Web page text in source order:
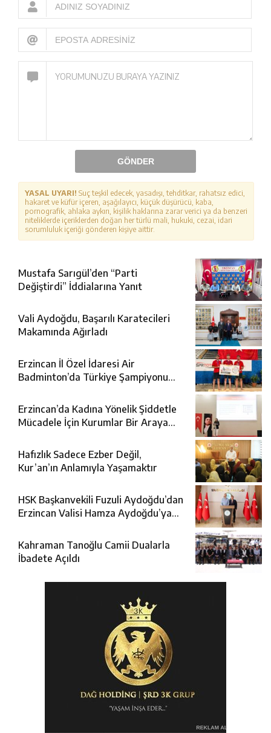
GÖNDER
YASAL UYARI! Suç teşkil edecek, yasadışı, tehditkar, rahatsız edici,
hakaret ve küfür içeren, aşağılayıcı, küçük düşürücü, kaba,
pornografik, ahlaka aykırı, kişilik haklarına zarar verici ya da benzeri
niteliklerde içeriklerden doğan her türlü mali, hukuki, cezai, idari
sorumluluk içeriği gönderen kişiye aittir.
Mustafa Sarıgül’den “Parti
Değiştirdi” İddialarına Yanıt
Vali Aydoğdu, Başarılı Karatecileri
Makamında Ağırladı
Erzincan İl Özel İdaresi Air
Badminton’da Türkiye Şampiyonu
Erzincan’da Kadına Yönelik Şiddetle
Mücadele İçin Kurumlar Bir Araya
Hafızlık Sadece Ezber Değil,
Kur’an’ın Anlamıyla Yaşamaktır
HSK Başkanvekili Fuzuli Aydoğdu’dan
Erzincan Valisi Hamza Aydoğdu’ya
Kahraman Tanoğlu Camii Dualarla
İbadete Açıldı